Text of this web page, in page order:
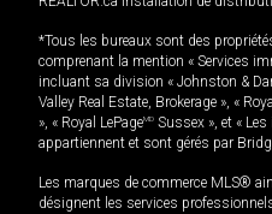
*Tous les bureaux sont des
comprenant la mention « Services
incluant sa division « Johnston &
Valley Real Estate, Brokerage », «
», « Royal LePageMD Sussex », et «
appartiennent et sont gérés par
Les marques de commerce MLS®
désignent les services